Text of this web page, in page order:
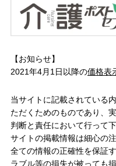
【お知らせ】
2021年4月1日以降の価格表
当サイトに記載されている
ただくためのものであり、
判断と責任において行って
サイトの掲載情報は細心の
全ての情報の正確性を保証
ラブル等の損失が被っても